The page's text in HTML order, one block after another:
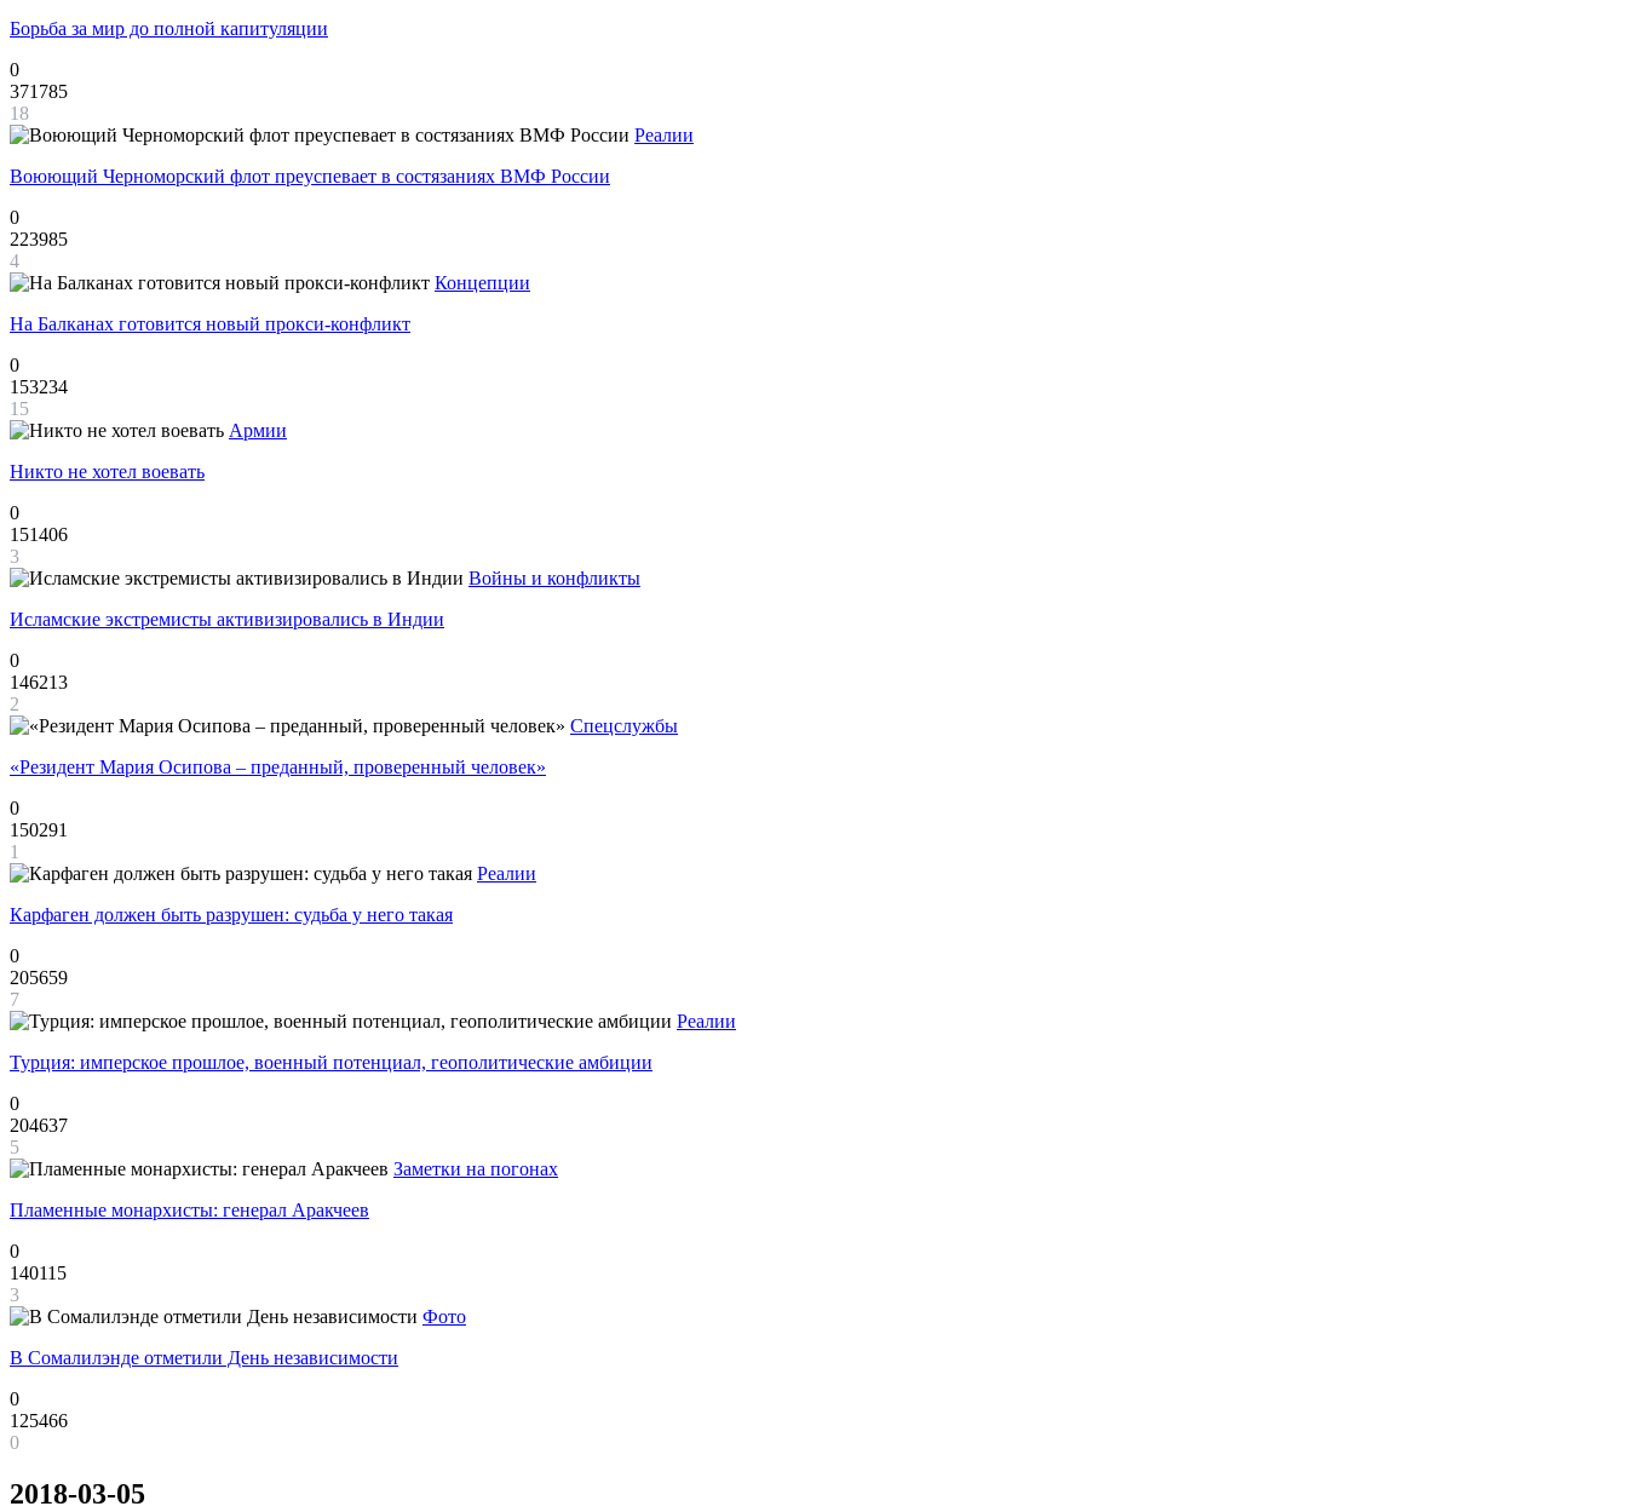
Борьба за мир до полной капитуляции
0
371785
18
Реалии
Воюющий Черноморский флот преуспевает в состязаниях ВМФ России
0
223985
4
Концепции
На Балканах готовится новый прокси-конфликт
0
153234
15
Армии
Никто не хотел воевать
0
151406
3
Войны и конфликты
Исламские экстремисты активизировались в Индии
0
146213
2
Спецслужбы
«Резидент Мария Осипова – преданный, проверенный человек»
0
150291
1
Реалии
Карфаген должен быть разрушен: судьба у него такая
0
205659
7
Реалии
Турция: имперское прошлое, военный потенциал, геополитические амбиции
0
204637
5
Заметки на погонах
Пламенные монархисты: генерал Аракчеев
0
140115
3
Фото
В Сомалилэнде отметили День независимости
0
125466
0
2018-03-05